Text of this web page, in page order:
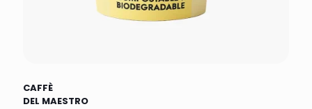
CAFFÈ
DEL MAESTRO